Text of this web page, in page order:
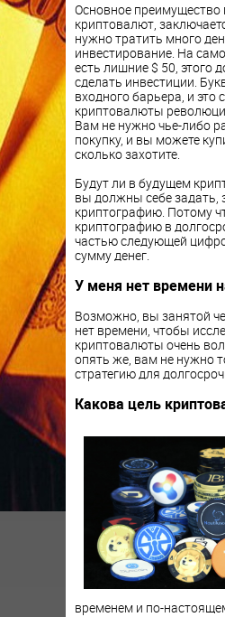
Основное преимущество
криптовалют,
нужно тратить много
инвестирование. На
есть лишние $ 50, этого
сделать инвестиции.
входного барьера, и это
криптовалюты
Вам не нужно чье-либо
покупку, и вы можете
сколько захотите.
Будут ли в будущем
вы должны себе задать,
криптографию. Потому
криптографию в
частью следующей
сумму денег.
У меня нет времени
Возможно, вы занятой
нет времени, чтобы
криптовалюты очень
опять же, вам не нужно
стратегию для
Какова цель
временем и по-